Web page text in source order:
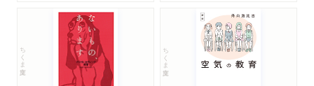
ちくま文庫 ちくま文庫